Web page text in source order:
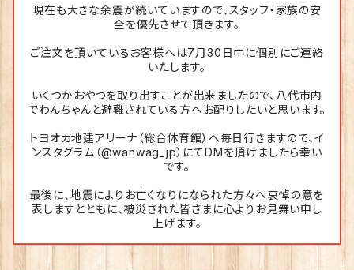
現在も大きな余震が続いていますので、スタッフ・家族の安
全を優先させて頂きます。
ご注文を頂いているお客様へは7月30日中に個別にご連絡
いたします。
いくつかおやつを取り出すことが出来ましたので、八代市内
でわんちゃんと避難されている方へお配りしたいと思います。
トヨオカ地建アリーナ（総合体育館）へ毎日行きますので、イ
ンスタグラム（@wanwag_jp）にてDMを頂けましたら幸い
です。
最後に、地震によりお亡くなりになられた方々へ哀悼の意を
表しますとともに、被災された皆さまに心よりお見舞い申し
上げます。